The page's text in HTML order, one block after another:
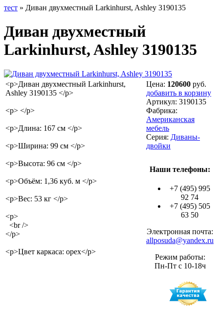
тест » Диван двухместный Larkinhurst, Ashley 3190135
Диван двухместный
Larkinhurst, Ashley 3190135
<p>Диван двухместный Larkinhurst,
Ashley 3190135 </p>
<p> </p>
<p>Длина: 167 см </p>
<p>Ширина: 99 см </p>
<p>Высота: 96 см </p>
<p>Объём: 1,36 куб. м </p>
<p>Вес: 53 кг </p>
<p>
<br />
</p>
<p>Цвет каркаса: орех</p>
Цена: 120600 руб.
добавить в корзину
Артикул: 3190135
Фабрика:
Американская
мебель
Серия: Диваны-
двойки
Наши телефоны:
+7 (495) 995
92 74
+7 (495) 505
63 50
Электронная почта:
allposuda@yandex.ru
Режим работы:
Пн-Пт с 10-18ч